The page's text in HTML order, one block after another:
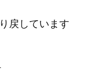
戻しています